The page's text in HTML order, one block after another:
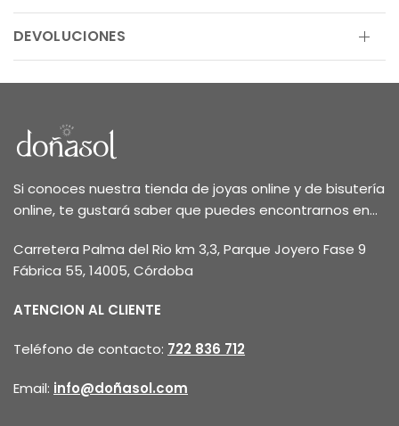
DEVOLUCIONES
Si conoces nuestra tienda de joyas online y de bisutería
online, te gustará saber que puedes encontrarnos en...
Carretera Palma del Rio km 3,3, Parque Joyero Fase 9
Fábrica 55, 14005, Córdoba
ATENCION AL CLIENTE
Teléfono de contacto: 722 836 712
Email: info@doñasol.com